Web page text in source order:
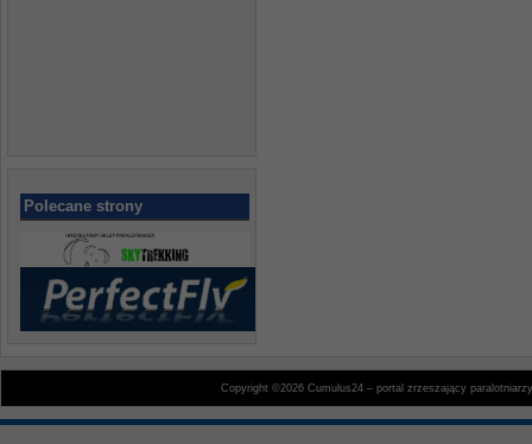
Polecane strony
Copyright ©2026 Cumulus24 – portal zrzeszający